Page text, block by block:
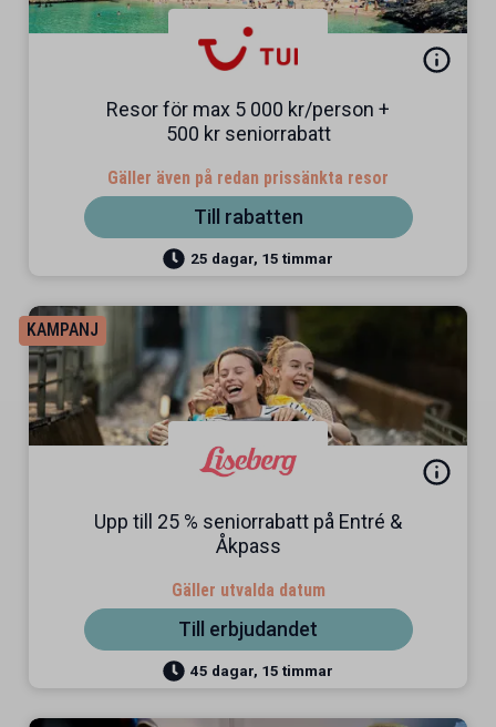
Resor för max 5 000 kr/person +
500 kr seniorrabatt
Gäller även på redan prissänkta resor
Till rabatten
25 dagar, 15 timmar
KAMPANJ
Upp till 25 % seniorrabatt på Entré &
Åkpass
Gäller utvalda datum
Till erbjudandet
45 dagar, 15 timmar